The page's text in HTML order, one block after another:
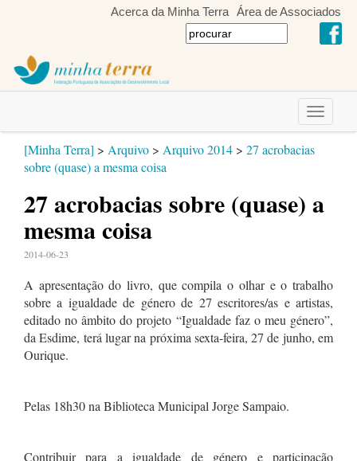
Acerca da Minha Terra Área de Associados
Toggle
[Minha Terra] > Arquivo > Arquivo 2014 > 27 acrobacias
sobre (quase) a mesma coisa
27 acrobacias sobre (quase) a
mesma coisa
2014-06-23
A apresentação do livro, que compila o olhar e o trabalho
sobre a igualdade de género de 27 escritores/as e artistas,
editado no âmbito do projeto “Igualdade faz o meu género”,
da Esdime, terá lugar na próxima sexta-feira, 27 de junho, em
Ourique.
Pelas 18h30 na Biblioteca Municipal Jorge Sampaio.
Contribuir para a igualdade de género e participação